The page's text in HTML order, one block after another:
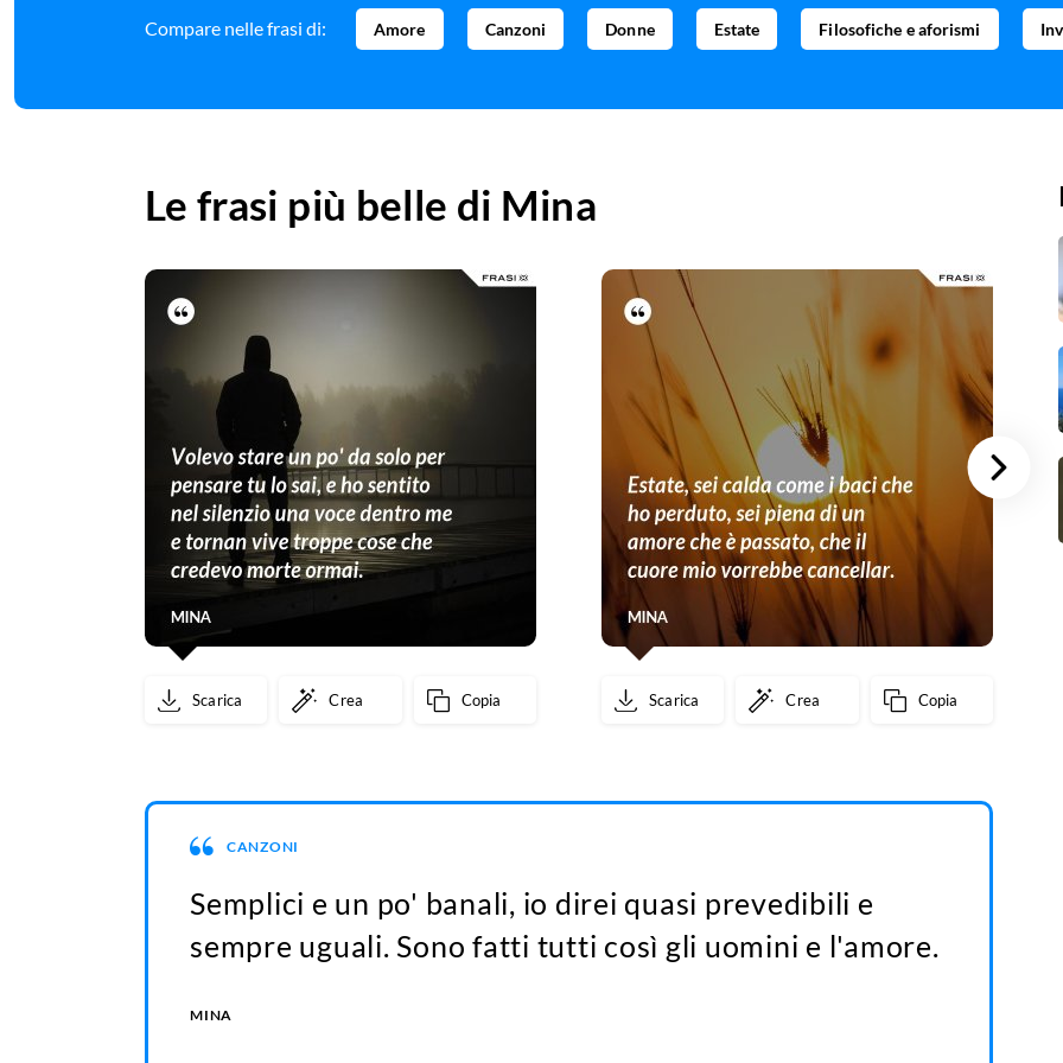
Compare nelle frasi di: Amore Canzoni Donne Estate Filosofiche e aforismi
Le frasi più belle di Mina
Scarica Crea Copia Scarica Crea Copia
CANZONI
Semplici e un po' banali, io direi quasi prevedibili e
sempre uguali. Sono fatti tutti così gli uomini e l'amore.
MINA